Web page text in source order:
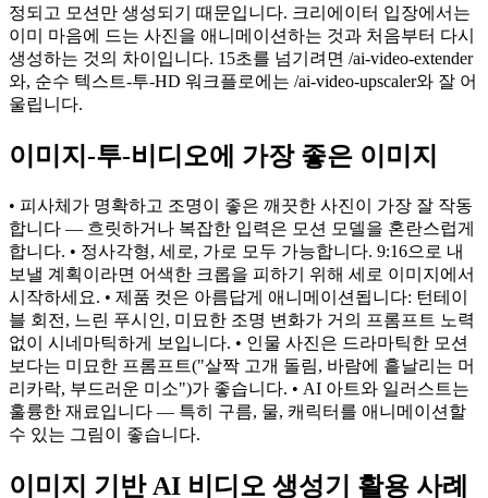
정되고 모션만 생성되기 때문입니다. 크리에이터 입장에서는
이미 마음에 드는 사진을 애니메이션하는 것과 처음부터 다시
생성하는 것의 차이입니다. 15초를 넘기려면 /ai-video-extender
와, 순수 텍스트-투-HD 워크플로에는 /ai-video-upscaler와 잘 어
울립니다.
이미지-투-비디오에 가장 좋은 이미지
• 피사체가 명확하고 조명이 좋은 깨끗한 사진이 가장 잘 작동
합니다 — 흐릿하거나 복잡한 입력은 모션 모델을 혼란스럽게
합니다. • 정사각형, 세로, 가로 모두 가능합니다. 9:16으로 내
보낼 계획이라면 어색한 크롭을 피하기 위해 세로 이미지에서
시작하세요. • 제품 컷은 아름답게 애니메이션됩니다: 턴테이
블 회전, 느린 푸시인, 미묘한 조명 변화가 거의 프롬프트 노력
없이 시네마틱하게 보입니다. • 인물 사진은 드라마틱한 모션
보다는 미묘한 프롬프트("살짝 고개 돌림, 바람에 흩날리는 머
리카락, 부드러운 미소")가 좋습니다. • AI 아트와 일러스트는
훌륭한 재료입니다 — 특히 구름, 물, 캐릭터를 애니메이션할
수 있는 그림이 좋습니다.
이미지 기반 AI 비디오 생성기 활용 사례